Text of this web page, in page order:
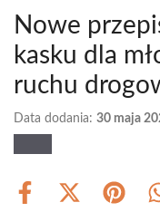
Nowe
kasku dla
ruchu
Data dodania: 30 maja
Share
Share Share